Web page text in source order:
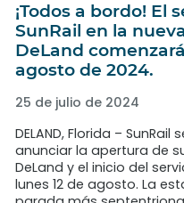
¡Todos a bordo! El
SunRail en la
DeLand
agosto de 2024.
25 de julio de 2024
DELAND, Florida –
anunciar la apertura de
DeLand y el inicio del
lunes 12 de agosto. La